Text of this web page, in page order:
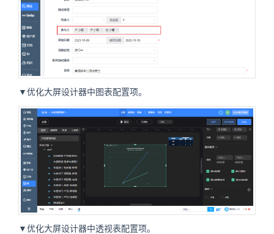
▼优化大屏设计器中图表配置项。
▼优化大屏设计器中透视表配置项。